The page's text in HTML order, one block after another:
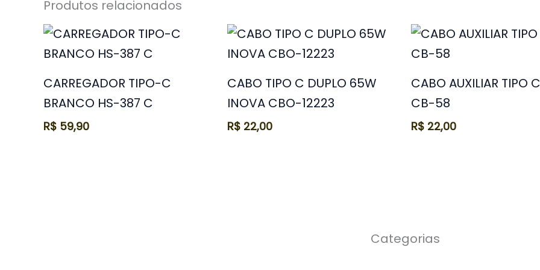
Produtos relacionados
CARREGADOR TIPO-C
BRANCO HS-387 C
R$ 59,90
CABO TIPO C DUPLO 65W
INOVA CBO-12223
R$ 22,00
CABO AUXILIAR TIPO
CB-58
R$ 22,00
Categorias